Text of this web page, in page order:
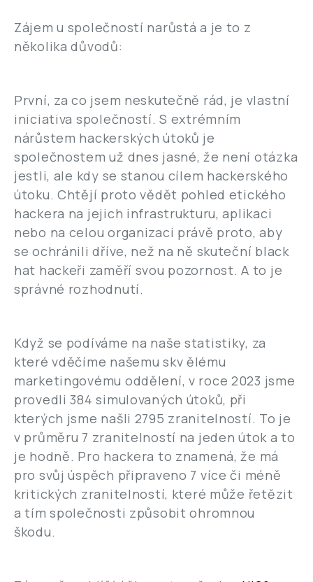
Zájem u společností narůstá a je to z
několika důvodů:
První, za co jsem neskutečně rád, je vlastní
iniciativa společností. S extrémním
nárůstem hackerských útoků je
společnostem už dnes jasné, že není otázka
jestli, ale kdy se stanou cílem hackerského
útoku. Chtějí proto vědět pohled etického
hackera na jejich infrastrukturu, aplikaci
nebo na celou organizaci právě proto, aby
se ochránili dříve, než na ně skuteční black
hat hackeři zaměří svou pozornost. A to je
správné rozhodnutí.
Když se podíváme na naše statistiky, za
které vděčíme našemu skv ělému
marketingovému oddělení, v roce 2023 jsme
provedli 384 simulovaných útoků, při
kterých jsme našli 2795 zranitelností. To je
v průměru 7 zranitelností na jeden útok a to
je hodně. Pro hackera to znamená, že má
pro svůj úspěch připraveno 7 více či méně
kritických zranitelností, které může řetězit
a tím společnosti způsobit ohromnou
škodu.